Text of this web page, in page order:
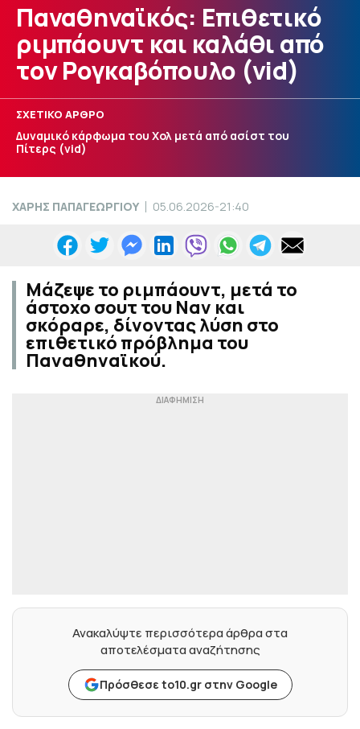
Παναθηναϊκός: Επιθετικό
ριμπάουντ και καλάθι από
τον Ρογκαβόπουλο (vid)
ΣΧΕΤΙΚΟ ΑΡΘΡΟ
Δυναμικό κάρφωμα του Χολ μετά από ασίστ του
Πίτερς (vid)
ΧΑΡΗΣ ΠΑΠΑΓΕΩΡΓΙΟΥ 05.06.2026-21:40
Μάζεψε το ριμπάουντ, μετά το
άστοχο σουτ του Ναν και
σκόραρε, δίνοντας λύση στο
επιθετικό πρόβλημα του
Παναθηναϊκού.
Ανακαλύψτε περισσότερα άρθρα στα
αποτελέσματα αναζήτησης
Πρόσθεσε to10.gr στην Google